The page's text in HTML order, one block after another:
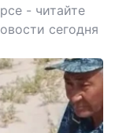
- читайте
сегодня